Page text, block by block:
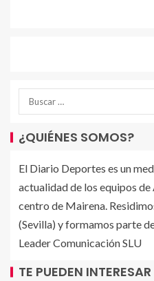
¿QUIÉNES SOMOS?
El Diario Deportes es un
actualidad de los equipos de
centro de Mairena.
(Sevilla) y formamos parte
Leader Comunicación SLU
TE PUEDEN INTERESAR